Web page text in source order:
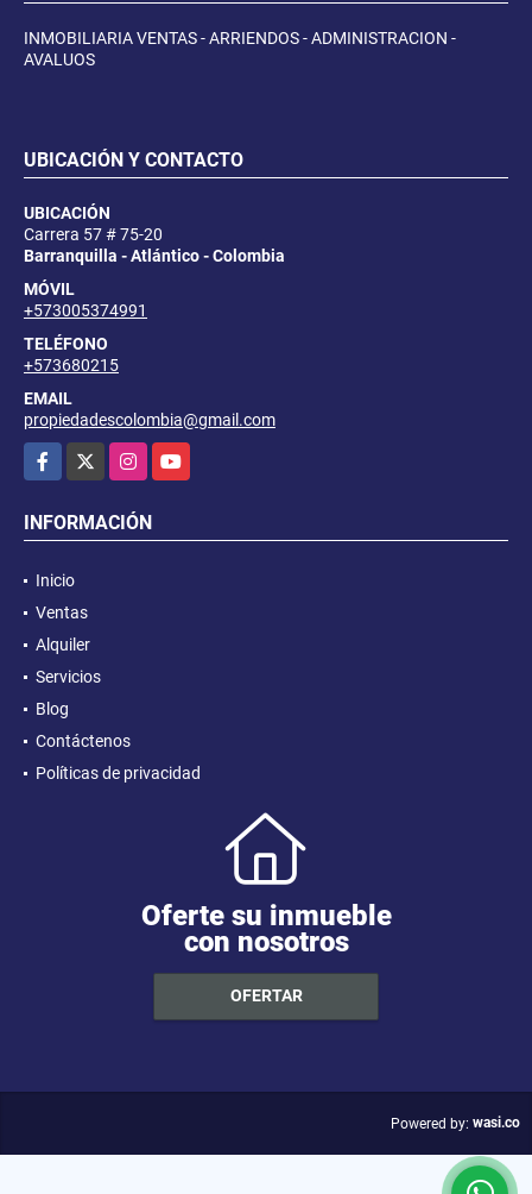
INMOBILIARIA VENTAS - ARRIENDOS - ADMINISTRACION -
AVALUOS
UBICACIÓN Y CONTACTO
UBICACIÓN
Carrera 57 # 75-20
Barranquilla - Atlántico - Colombia
MÓVIL
+573005374991
TELÉFONO
+573680215
EMAIL
propiedadescolombia@gmail.com
Facebook
InstagramYouTube
INFORMACIÓN
Inicio
Ventas
Alquiler
Servicios
Blog
Contáctenos
Políticas de privacidad
Oferte su inmueble
con nosotros
OFERTAR
Powered by: wasi.co